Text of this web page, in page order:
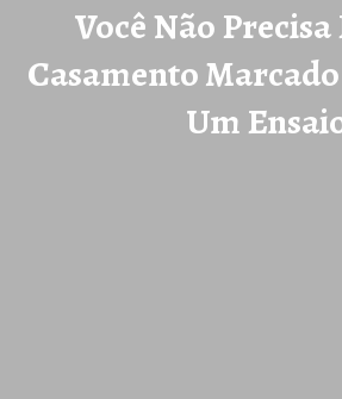
Você Não
Casamento
Um